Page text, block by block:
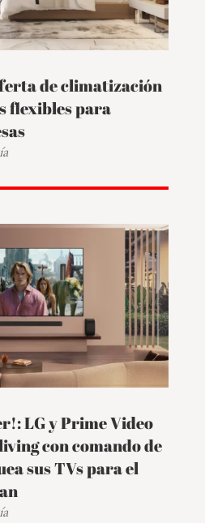
de climatización
flexibles para
LG y Prime Video
con comando de
sus TVs para el